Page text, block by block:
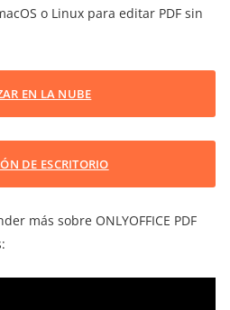
o Linux para editar PDF sin
EN LA NUBE
DE ESCRITORIO
más sobre ONLYOFFICE PDF